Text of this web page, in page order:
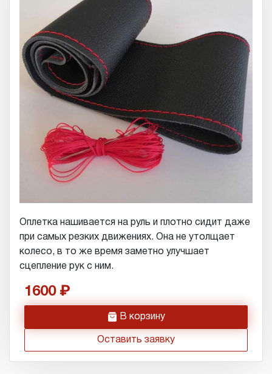
Оплетка нашивается на руль и плотно сидит даже
при самых резких движениях. Она не утолщает
колесо, в то же время заметно улучшает
сцепление рук с ним.
1600
h В корзину
Оставить заявку